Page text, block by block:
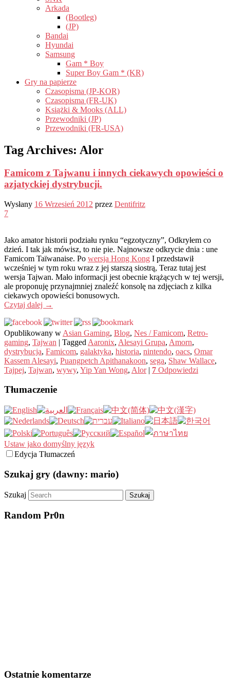
Arkada
(Bootleg)
(JP)
Bandai
Hyundai
Samsung
Gam * Boy
Super Boy Gam * (KR)
Gry na papierze
Czasopisma (JP-KOR)
Czasopisma (FR-UK)
Książki & Mooks (ALL)
Przewodniki (JP)
Przewodniki (FR-USA)
Tag Archives: Alor
Famicom z Tajwanu i innych ciekawych opowieści o
azjatyckiej dystrybucji.
Wysłany 16 Wrzesień 2012 przez Dentifritz
7
Jako amator historii podziału rynku “egzotyczny”, Odkryłem co
dzień. I tak jak mówisz, to nie pie. Najnowsze odkrycie dnia : une
Famicom Taïwanaise. Po wersja Hong Kong I przedstawił
wcześniej w tym roku wraz z jej starszą siostrą, Teraz tutaj jest
wersja Tajwan. Mało informacji jest obecnie krążących w tej wersji,
ale proponuję przynajmniej znaleźć konsolę na zdjęciach z kilka
ciekawych opowieści bonusowych.
Czytaj dalej →
Opublikowany w Asian Gaming, Blog, Nes / Famicom, Retro-
gaming, Tajwan | Tagged Aaronix, Alesayi Grupa, Amorn,
dystrybucja, Famicom, galaktyka, historia, nintendo, oacs, Omar
Kassem Alesayi, Puangpetch Apithanakoon, sega, Shaw Wallace,
Tajpej, Tajwan, wywy, Yip Yan Wong, Alor | 7 Odpowiedzi
Tłumaczenie
Ustaw jako domyślny język
Edycja Tłumaczeń
Szukaj gry (dawny: mario)
Szukaj
Random Pr0n
Ostatnie komentarze